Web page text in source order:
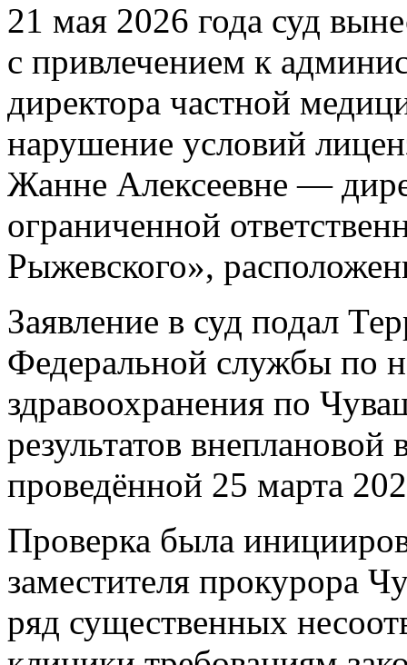
21 мая 2026 года суд
с привлечением к
директора частной
нарушение условий
Жанне Алексеевне —
ограниченной
Рыжевского»,
Заявление в суд подал
Федеральной службы по
здравоохранения по
результатов
проведённой 25 марта
Проверка была
заместителя прокурора
ряд существенных